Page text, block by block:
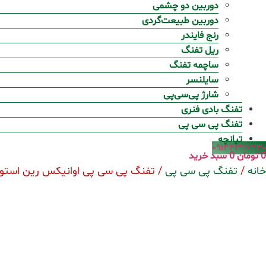
دوربین دو چشمی
دوربین طبیعت‌گردی
رنج فایندر
ریل تفنگ
ساچمه تفنگ
سایلنسر
شارژ پی‌سی‌پی
تفنگ بادی فنری
تفنگ پی سی پی
تپانچه
۰۹۱۲۴۳۹۶۷۳۰
0تومان0سبد خرید
خانه / تفنگ پی سی پی / تفنگ پی سی پی اوانیکس رین